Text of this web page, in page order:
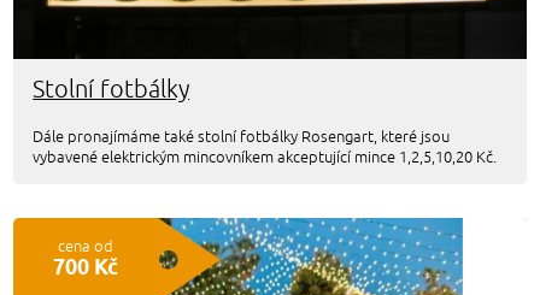
Stolní fotbálky
Dále pronajímáme také stolní fotbálky Rosengart, které jsou
vybavené elektrickým mincovníkem akceptující mince 1,2,5,10,20 Kč.
cena od
700 Kč